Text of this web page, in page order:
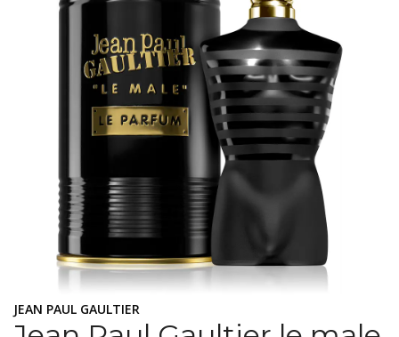
JEAN PAUL GAULTIER